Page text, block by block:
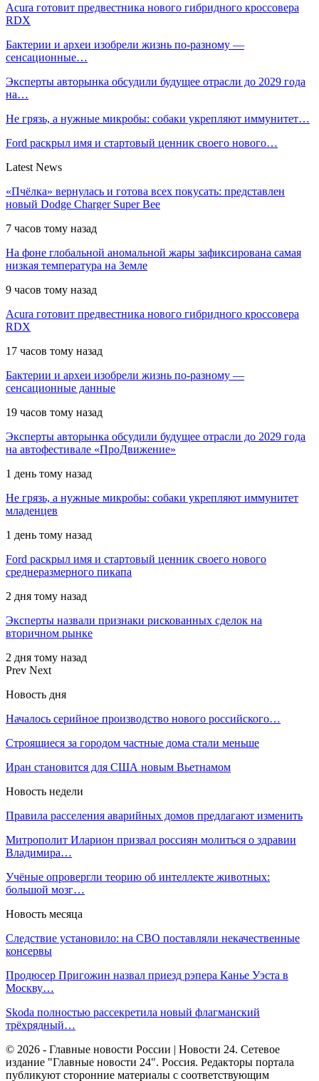
Acura готовит предвестника нового гибридного кроссовера
RDX
Бактерии и археи изобрели жизнь по-разному —
сенсационные…
Эксперты авторынка обсудили будущее отрасли до 2029 года
на…
Не грязь, а нужные микробы: собаки укрепляют иммунитет…
Ford раскрыл имя и стартовый ценник своего нового…
Latest News
«Пчёлка» вернулась и готова всех покусать: представлен
новый Dodge Charger Super Bee
7 часов тому назад
На фоне глобальной аномальной жары зафиксирована самая
низкая температура на Земле
9 часов тому назад
Acura готовит предвестника нового гибридного кроссовера
RDX
17 часов тому назад
Бактерии и археи изобрели жизнь по-разному —
сенсационные данные
19 часов тому назад
Эксперты авторынка обсудили будущее отрасли до 2029 года
на автофестивале «ПроДвижение»
1 день тому назад
Не грязь, а нужные микробы: собаки укрепляют иммунитет
младенцев
1 день тому назад
Ford раскрыл имя и стартовый ценник своего нового
среднеразмерного пикапа
2 дня тому назад
Эксперты назвали признаки рискованных сделок на
вторичном рынке
2 дня тому назад
Prev Next
Новость дня
Началось серийное производство нового российского…
Строящиеся за городом частные дома стали меньше
Иран становится для США новым Вьетнамом
Новость недели
Правила расселения аварийных домов предлагают изменить
Митрополит Иларион призвал россиян молиться о здравии
Владимира…
Учёные опровергли теорию об интеллекте животных:
большой мозг…
Новость месяца
Следствие установило: на СВО поставляли некачественные
консервы
Продюсер Пригожин назвал приезд рэпера Канье Уэста в
Москву…
Skoda полностью рассекретила новый флагманский
трёхрядный…
© 2026 - Главные новости России | Новости 24. Сетевое
издание "Главные новости 24". Россия. Редакторы портала
публикуют сторонние материалы с соответствующим